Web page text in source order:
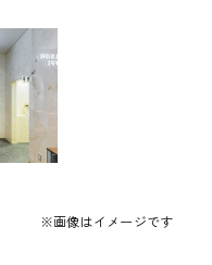
※画像はイメージです